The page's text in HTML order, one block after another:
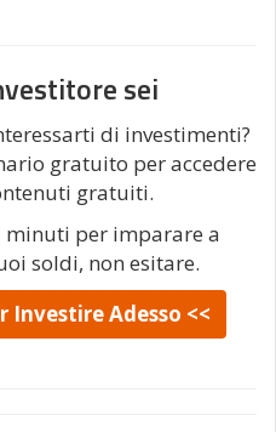
sei
di investimenti?
gratuito per accedere
gratuiti.
per imparare a
soldi, non esitare.
Investire Adesso <<